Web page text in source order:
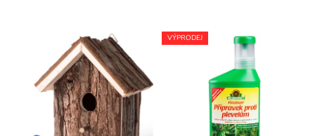
VÝPRODEJ